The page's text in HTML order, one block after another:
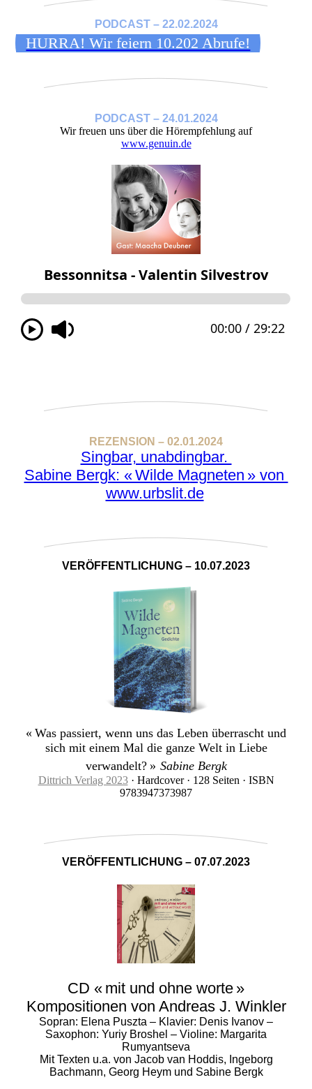
PODCAST – 22.02.2024
HURRA! Wir feiern 10.202 Abrufe!
PODCAST – 24.01.2024
Wir freuen uns über die Hörempfehlung auf
www.genuin.de
REZENSION – 02.01.2024
Singbar, unabdingbar.
Sabine Bergk: « Wilde Magneten » von
www.urbslit.de
VERÖFFENTLICHUNG – 10.07.2023
« Was passiert, wenn uns das Leben überrascht und
sich mit einem Mal die ganze Welt in Liebe
verwandelt? » Sabine Bergk
Dittrich Verlag 2023· Hardcover · 128 Seiten · ISBN
9783947373987
VERÖFFENTLICHUNG – 07.07.2023
CD « mit und ohne worte »
Kompositionen von Andreas J. Winkler
Sopran: Elena Puszta – Klavier: Denis Ivanov –
Saxophon: Yuriy Broshel – Violine: Margarita
Rumyantseva
Mit Texten u.a. von Jacob van Hoddis, Ingeborg
Bachmann, Georg Heym und Sabine Bergk